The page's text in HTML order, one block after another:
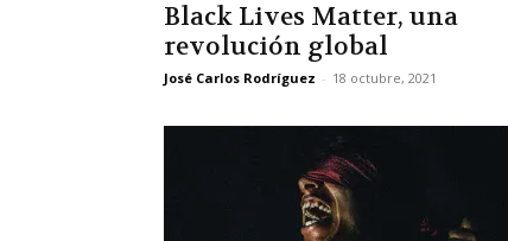
Black Lives Matter, una
revolución global
José Carlos Rodríguez - 18 octubre, 2021